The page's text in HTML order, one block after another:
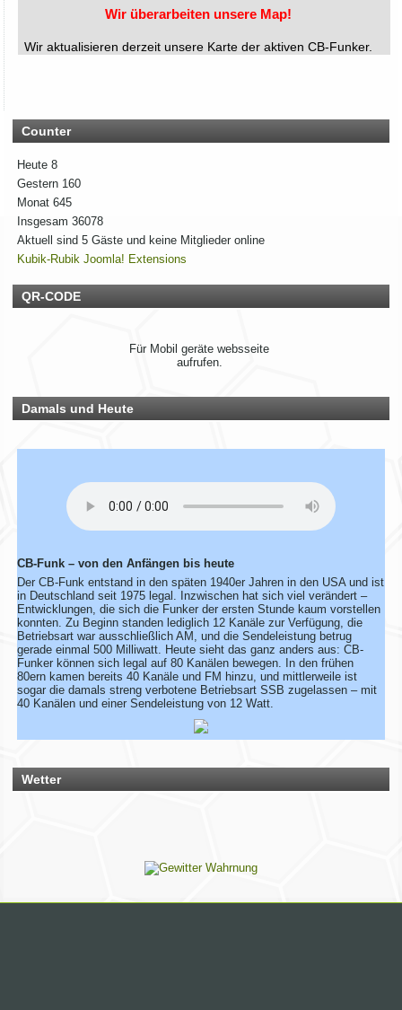
Wir überarbeiten unsere Map!
Wir aktualisieren derzeit unsere Karte der aktiven CB-Funker.
Solltest du schon eingetragen sein, aber deine Daten oder
dein Wohnort stimmen nicht mehr, gib uns ebenfalls kurz
Bescheid – dann ändern wir das direkt ab.
Bitte hab ein wenig Geduld, wenn die Umsetzung nicht immer
Rhein-Main Funkertreffen
Funkertreffen vom 17. bis 19. JULI 2026 ein.
Wir überarbeiten unsere Map!
Alle aktiven Mitglieder werden ab sofort mit einem grünen
Du bist auch noch aktiv? Dann teile uns das einfach
Solltest du schon eingetragen sein, aber deine Daten oder
Bescheid – dann ändern wir das direkt ab.
Bitte hab ein wenig Geduld, wenn die Umsetzung nicht immer
sofort klappt. Vielen Dank!
Rhein-Main Funkertreffen
Wir laden euch recht herzlich zu unserem 12. Rhein-Main
Funkertreffen vom 17. bis 19. JULI 2026 ein.
Hotel November DX Group
Wir überarbeiten unsere Map!
Wir aktualisieren derzeit unsere Karte der aktiven CB-Funker.
Alle aktiven Mitglieder werden ab sofort mit einem grünen
Symbol markiert.
zusammen mit deinen Informationen mit!
Solltest du schon eingetragen sein, aber deine Daten oder
Rhein-Main Funkertreffen
Counter
Heute8
Gestern 160
Monat645
Insgesam36078
Aktuell sind 5 Gäste und keine Mitglieder online
Kubik-Rubik Joomla! Extensions
QR-CODE
Für Mobil geräte websseite
aufrufen.
Damals und Heute
CB-Funk – von den Anfängen bis heute
Der CB-Funk entstand in den späten 1940er Jahren in den USA und ist
in Deutschland seit 1975 legal. Inzwischen hat sich viel verändert –
Entwicklungen, die sich die Funker der ersten Stunde kaum vorstellen
konnten. Zu Beginn standen lediglich 12 Kanäle zur Verfügung, die
Betriebsart war ausschließlich AM, und die Sendeleistung betrug
gerade einmal 500 Milliwatt. Heute sieht das ganz anders aus: CB-
Funker können sich legal auf 80 Kanälen bewegen. In den frühen
80ern kamen bereits 40 Kanäle und FM hinzu, und mittlerweile ist
sogar die damals streng verbotene Betriebsart SSB zugelassen – mit
40 Kanälen und einer Sendeleistung von 12 Watt.
Wetter